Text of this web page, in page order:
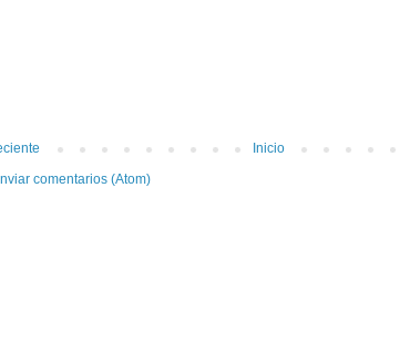
Inicio
comentarios (Atom)